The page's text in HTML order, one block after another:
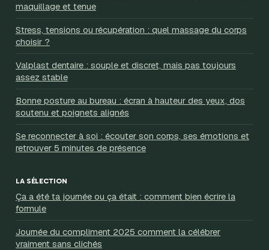
maquillage et tenue
Stress, tensions ou récupération : quel massage du corps
choisir ?
Valplast dentaire : souple et discret, mais pas toujours
assez stable
Bonne posture au bureau : écran à hauteur des yeux, dos
soutenu et poignets alignés
Se reconnecter à soi : écouter son corps, ses émotions et
retrouver 5 minutes de présence
LA SÉLECTION
Ça a été ta journée ou ça était : comment bien écrire la
formule
Journée du compliment 2025 comment la célébrer
vraiment sans clichés